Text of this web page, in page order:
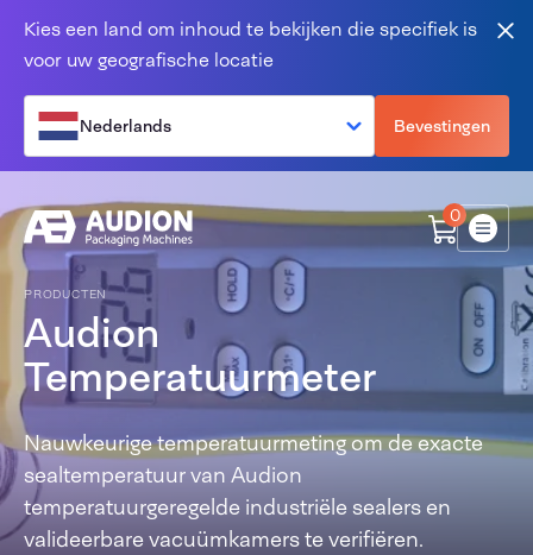
Kies een land om inhoud te bekijken die specifiek is
voor uw geografische locatie
Nederlands Bevestingen
0
Menu
PRODUCTEN
Audion
Temperatuurmeter
Nauwkeurige temperatuurmeting om de exacte
sealtemperatuur van Audion
temperatuurgeregelde industriële sealers en
valideerbare vacuümkamers te verifiëren.